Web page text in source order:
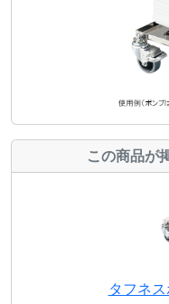
この商品が
タフネ